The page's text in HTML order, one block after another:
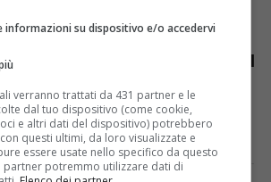
la Regione invita a chiamare il
caso di situazione sospetta
informazioni su dispositivo e/o accedervi
verranno trattati da 431 partner e le
dal tuo dispositivo (come cookie,
e altri dati del dispositivo) potrebbero
questi ultimi, da loro visualizzate e
essere usate nello specifico da questo
partner potremmo utilizzare dati di